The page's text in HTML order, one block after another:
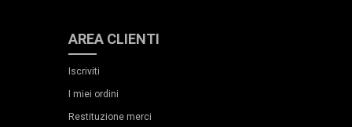
AREA CLIENTI
Iscriviti
I miei ordini
Restituzione merci